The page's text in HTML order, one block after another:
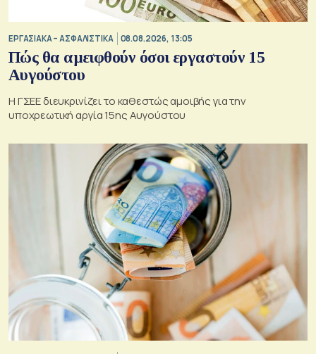
ΕΡΓΑΣΙΑΚΑ – ΑΣΦΑΛΙΣΤΙΚΑ 08.08.2026, 13:05
Πώς θα αμειφθούν όσοι εργαστούν 15
Αυγούστου
Η ΓΣΕΕ διευκρινίζει το καθεστώς αμοιβής για την
υποχρεωτική αργία 15ης Αυγούστου